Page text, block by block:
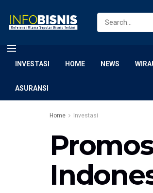
INVESTASI HOME NEWS
ASURANSI
Home Investasi